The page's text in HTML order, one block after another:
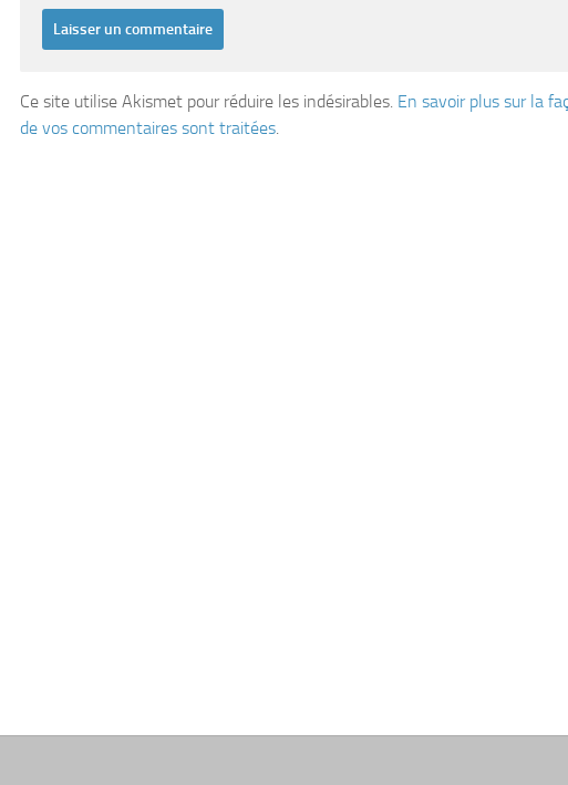
Ce site utilise Akismet pour réduire les indésirables. En savoir plus sur la
de vos commentaires sont traitées